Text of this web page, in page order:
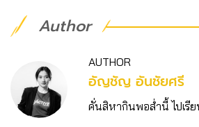
Author
AUTHOR
อัญชัญ อันชัยศรี
คั่นสิหากินพอส่ำนี้ ไปเรี